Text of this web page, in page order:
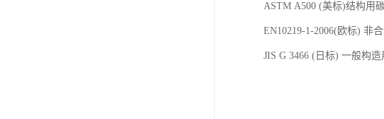
ASTM A500 (美标)结构用
EN10219-1-2006(欧标) 非
JIS G 3466 (日标) 一般构造